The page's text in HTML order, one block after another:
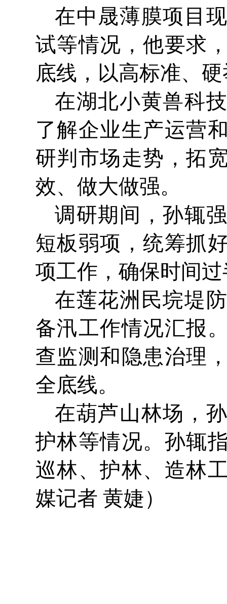
在中晟薄膜项目
试等情况，他要求
底线，以高标准、
在湖北小黄兽科
了解企业生产运营
研判市场走势，拓
效、做大做强。
调研期间，孙辄
短板弱项，统筹抓
项工作，确保时间
在莲花洲民垸堤
备汛工作情况汇报
查监测和隐患治理
全底线。
在葫芦山林场，
护林等情况。孙辄
巡林、护林、造林
媒记者 黄婕）